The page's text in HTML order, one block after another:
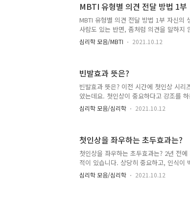
선이 적혀있고 먼저 장미, 개나리, 진달래
드를 고르라는 지시가 없었는데 4번째
점화 효과 때문입니다. 점화 효과의 실험
MBTI 유형별 의견 전달 방법 1부
MBTI 유형별 의견 전달 방법 1부 자신의
사람도 있는 반면, 좀처럼 의견을 말하지
사이가 나빠지거나 다투는 경우가 생기는
의견 전달 방법에 대해서 살펴보도록 하
ENFP, INTJ, ENTJ, INTP, ENTP 순으로
성을 합니다. MBTI INFJ의 의견 전달 방
하여 전달을 합니다. 그렇기 때문에 ..
심리학 모음/MBTI 2021.10.12
빈발효과 뜻은?
빈발효과 뜻은? 이전 시간에 첫인상 시
았는데요. 첫인상이 중요하다고 강조를
가지로 내가 평가가 될까요? 결론은 그렇
서 더 좋은 사람으로 평가가 될 수도 혹은
이나 태도 첫인상과 다른 모습으로 변할
뜻을 합니다. 예전에 자주 사용하던 볼매
첫 소개팅에 긴가민가한 마음으로 몇 번
빈발효과의 일종..
심리학 모음/심리학 2021.10.12
첫인상을 좌우하는 초두효과는?
첫인상을 좌우하는 초두효과는? 2년 전
적이 있습니다. 상당히 중요하고, 인식이
작성을 했는데요. 첫인상과 관련된 효과
한지 알아보는 시간을 가져보도록 하겠습
심리학 모음/심리학 2021.10.12